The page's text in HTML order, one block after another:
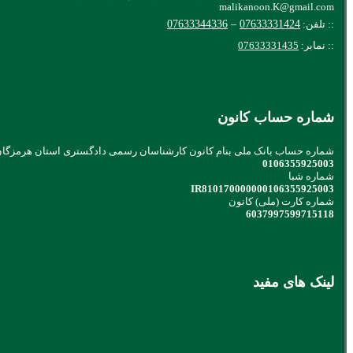
malikanoon.K@gmail.com
:: تلفن: 07633331424
–
07633344336
:: نمابر: 07633331435
شماره حساب کانون
شماره حساب بانک ملی بنام کانون کارشناسان رسمی دادگستری استان
0106355925003
شماره شبا
IR810170000000106355925003
شماره کارت (ملی) کانون
6037997599715118
لینک های مفید